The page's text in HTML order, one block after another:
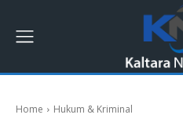
Home Hukum & Kriminal